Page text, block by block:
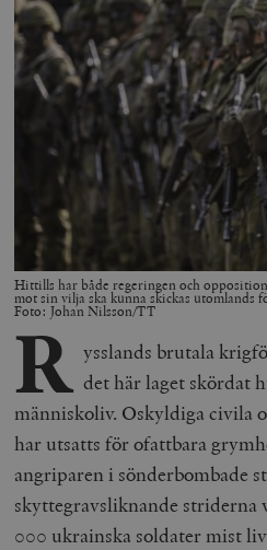
Hittills har både regeringen och
mot sin vilja ska kunna skickas utomlands
Foto: Johan Nilsson/TT
R ysslands brutala
det här laget skördat
människoliv. Oskyldiga civila
har utsatts för ofattbara
angriparen i sönderbombade
skyttegravsliknande
000 ukrainska soldater mist